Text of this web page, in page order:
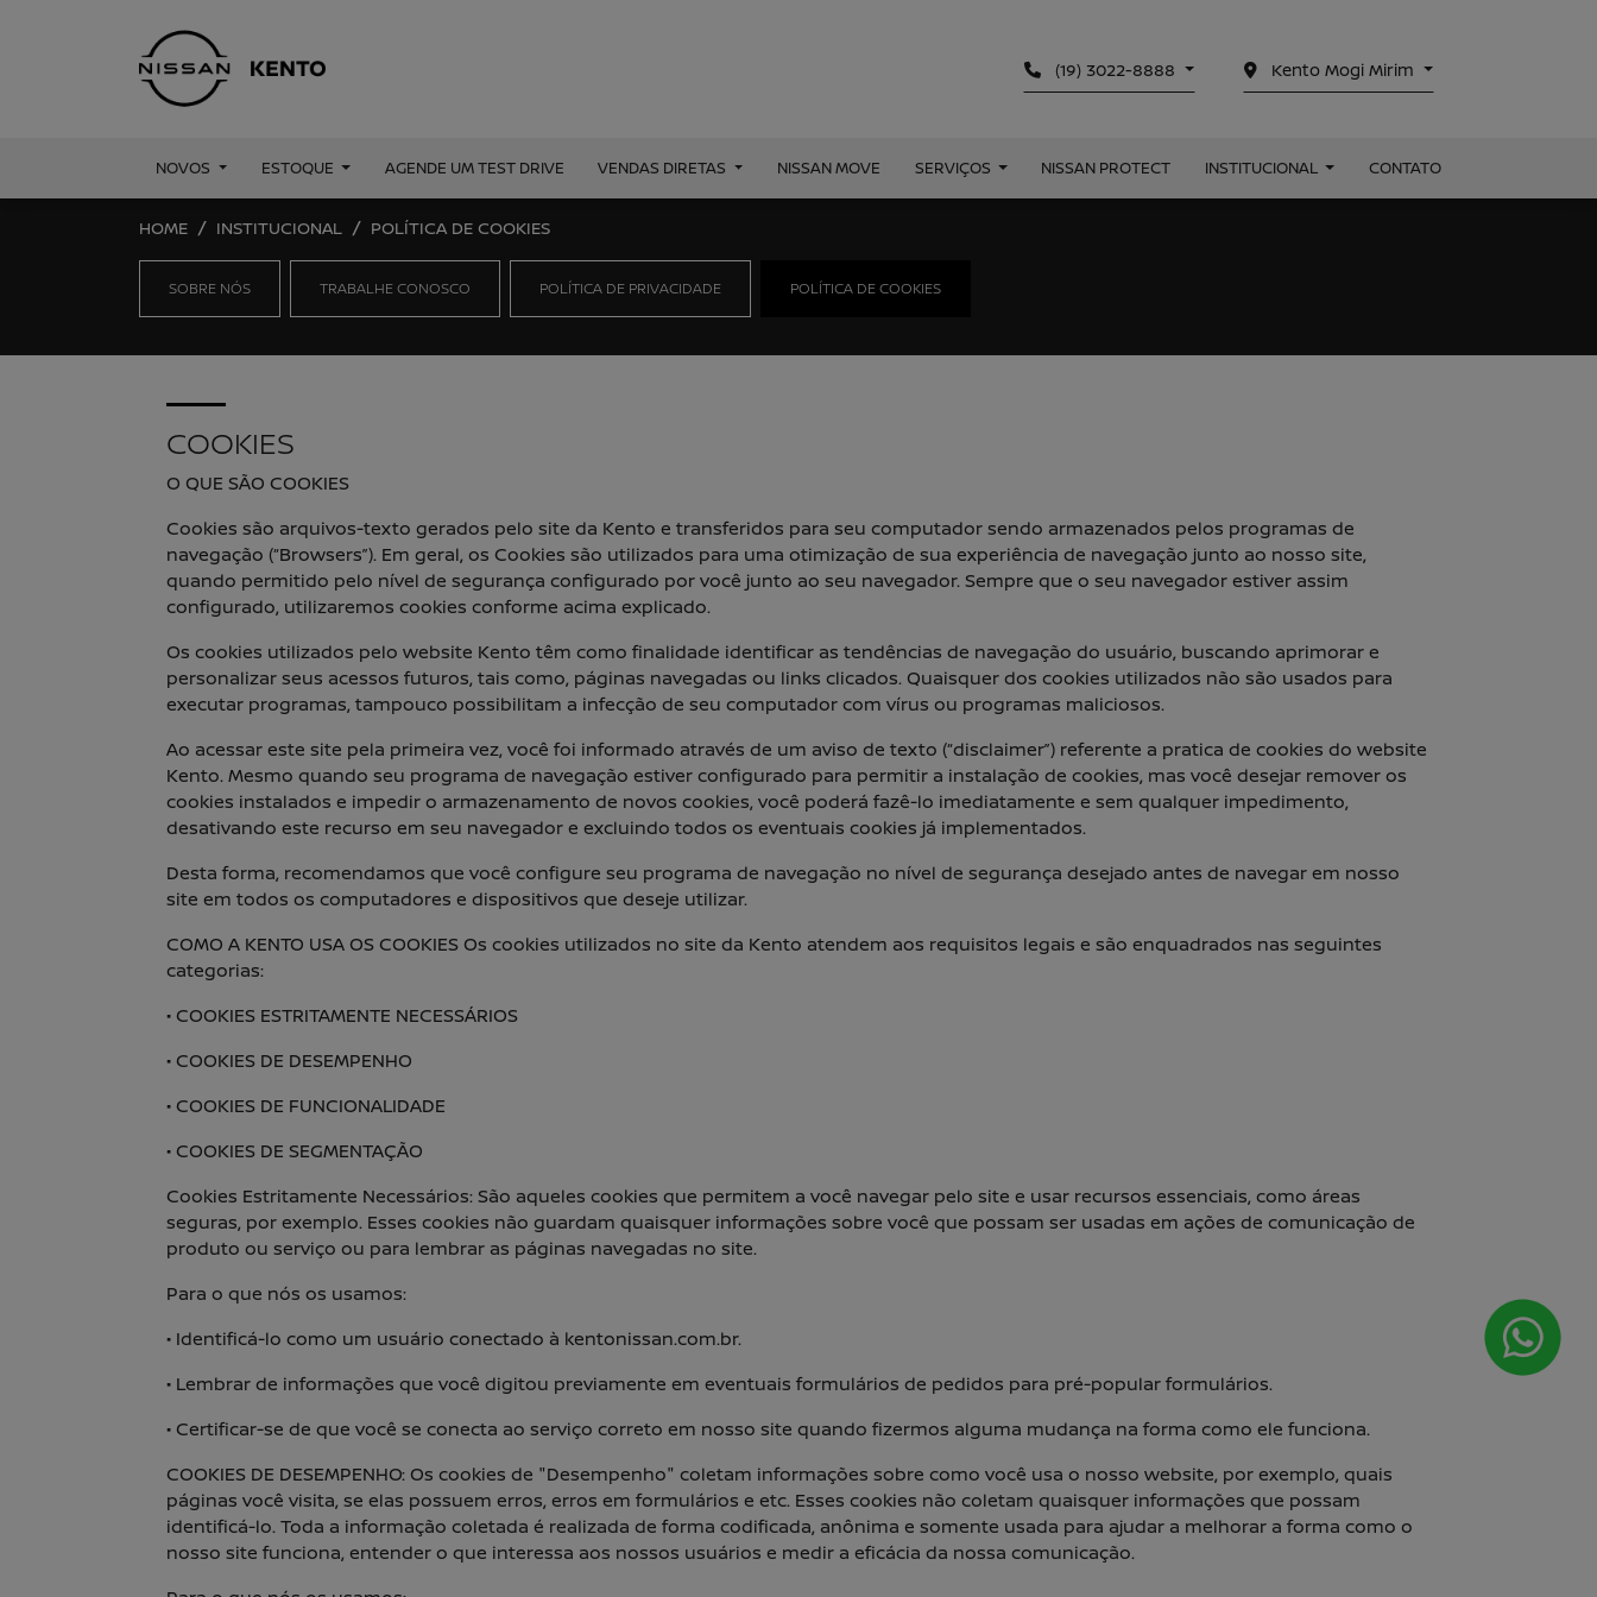
(19) 3022-8888 Kento Mogi Mirim
NOVOS ESTOQUE AGENDE UM TEST DRIVE VENDAS DIRETAS NISSAN MOVE SERVIÇOS NISSAN PROTECT INSTITUCIONAL CONTATO
HOME INSTITUCIONAL POLÍTICA DE COOKIES
SOBRE NÓS TRABALHE CONOSCO POLÍTICA DE PRIVACIDADE POLÍTICA DE COOKIES
COOKIES
O QUE SÃO COOKIES
Cookies são arquivos-texto gerados pelo site da Kento e transferidos para seu computador sendo armazenados pelos programas de
navegação (“Browsers”). Em geral, os Cookies são utilizados para uma otimização de sua experiência de navegação junto ao nosso site,
quando permitido pelo nível de segurança configurado por você junto ao seu navegador. Sempre que o seu navegador estiver assim
configurado, utilizaremos cookies conforme acima explicado.
Os cookies utilizados pelo website Kento têm como finalidade identificar as tendências de navegação do usuário, buscando aprimorar e
personalizar seus acessos futuros, tais como, páginas navegadas ou links clicados. Quaisquer dos cookies utilizados não são usados para
executar programas, tampouco possibilitam a infecção de seu computador com vírus ou programas maliciosos.
Ao acessar este site pela primeira vez, você foi informado através de um aviso de texto (“disclaimer”) referente a pratica de cookies do website
Kento. Mesmo quando seu programa de navegação estiver configurado para permitir a instalação de cookies, mas você desejar remover os
cookies instalados e impedir o armazenamento de novos cookies, você poderá fazê-lo imediatamente e sem qualquer impedimento,
desativando este recurso em seu navegador e excluindo todos os eventuais cookies já implementados.
Desta forma, recomendamos que você configure seu programa de navegação no nível de segurança desejado antes de navegar em nosso
site em todos os computadores e dispositivos que deseje utilizar.
COMO A KENTO USA OS COOKIES Os cookies utilizados no site da Kento atendem aos requisitos legais e são enquadrados nas seguintes
categorias:
• COOKIES ESTRITAMENTE NECESSÁRIOS
• COOKIES DE DESEMPENHO
• COOKIES DE FUNCIONALIDADE
• COOKIES DE SEGMENTAÇÃO
Cookies Estritamente Necessários: São aqueles cookies que permitem a você navegar pelo site e usar recursos essenciais, como áreas
seguras, por exemplo. Esses cookies não guardam quaisquer informações sobre você que possam ser usadas em ações de comunicação de
produto ou serviço ou para lembrar as páginas navegadas no site.
Para o que nós os usamos:
• Identificá-lo como um usuário conectado à kentonissan.com.br.
• Lembrar de informações que você digitou previamente em eventuais formulários de pedidos para pré-popular formulários.
• Certificar-se de que você se conecta ao serviço correto em nosso site quando fizermos alguma mudança na forma como ele funciona.
COOKIES DE DESEMPENHO: Os cookies de "Desempenho" coletam informações sobre como você usa o nosso website, por exemplo, quais
páginas você visita, se elas possuem erros, erros em formulários e etc. Esses cookies não coletam quaisquer informações que possam
identificá-lo. Toda a informação coletada é realizada de forma codificada, anônima e somente usada para ajudar a melhorar a forma como o
nosso site funciona, entender o que interessa aos nossos usuários e medir a eficácia da nossa comunicação.